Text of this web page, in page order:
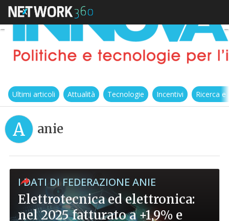
Ultimi articoli Attualità Tecnologie Incentivi Ricerca
A anie
I DATI DI FEDERAZIONE ANIE
Elettrotecnica ed elettronica:
nel 2025 fatturato a +1,9% e